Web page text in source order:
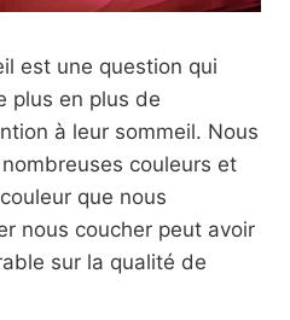
est une question qui
plus en plus de
à leur sommeil. Nous
couleurs et
que nous
nous coucher peut avoir
sur la qualité de